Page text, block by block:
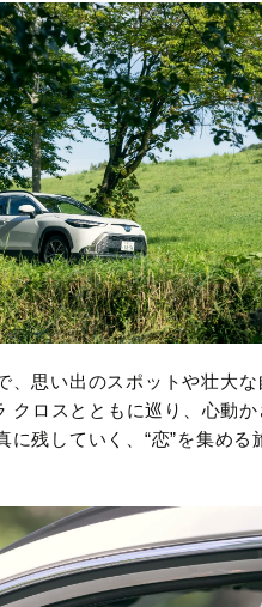
、思い出のスポットや壮大
クロスとともに巡り、心動
に残していく、“恋”を集める